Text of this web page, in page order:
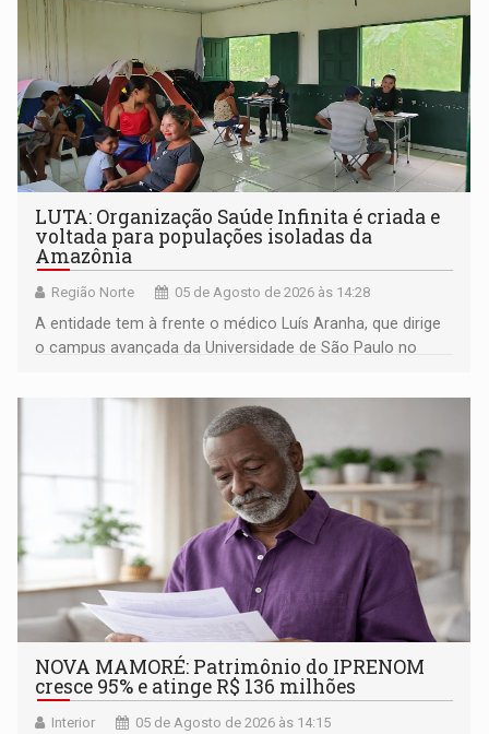
LUTA: Organização Saúde Infinita é criada e
voltada para populações isoladas da
Amazônia
Região Norte 05 de Agosto de 2026 às 14:28
A entidade tem à frente o médico Luís Aranha, que dirige
o campus avançada da Universidade de São Paulo no
NOVA MAMORÉ: Patrimônio do IPRENOM
cresce 95% e atinge R$ 136 milhões
Interior 05 de Agosto de 2026 às 14:15